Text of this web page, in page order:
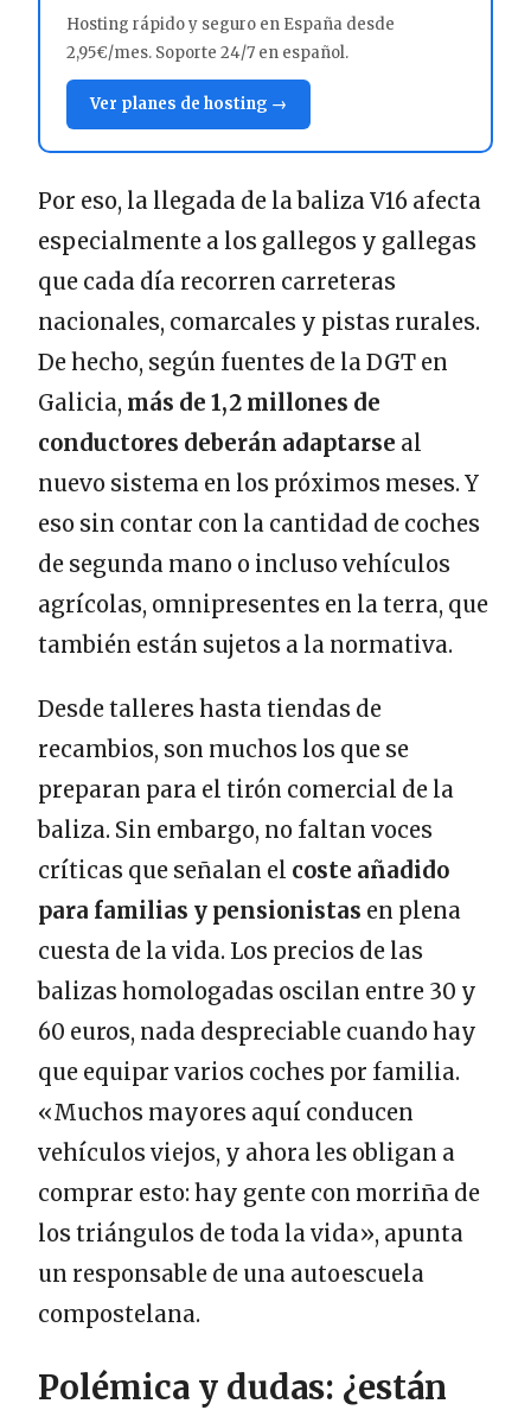
Hosting rápido y seguro en España desde
2,95€/mes. Soporte 24/7 en español.
Ver planes de hosting →
Por eso, la llegada de la baliza V16 afecta
especialmente a los gallegos y gallegas
que cada día recorren carreteras
nacionales, comarcales y pistas rurales.
De hecho, según fuentes de la DGT en
Galicia, más de 1,2 millones de
conductores deberán adaptarse al
nuevo sistema en los próximos meses. Y
eso sin contar con la cantidad de coches
de segunda mano o incluso vehículos
agrícolas, omnipresentes en la terra, que
también están sujetos a la normativa.
Desde talleres hasta tiendas de
recambios, son muchos los que se
preparan para el tirón comercial de la
baliza. Sin embargo, no faltan voces
críticas que señalan el coste añadido
para familias y pensionistas en plena
cuesta de la vida. Los precios de las
balizas homologadas oscilan entre 30 y
60 euros, nada despreciable cuando hay
que equipar varios coches por familia.
«Muchos mayores aquí conducen
vehículos viejos, y ahora les obligan a
comprar esto: hay gente con morriña de
los triángulos de toda la vida», apunta
un responsable de una autoescuela
compostelana.
Polémica y dudas: ¿están